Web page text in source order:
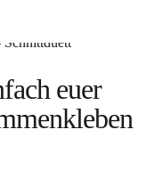
euer